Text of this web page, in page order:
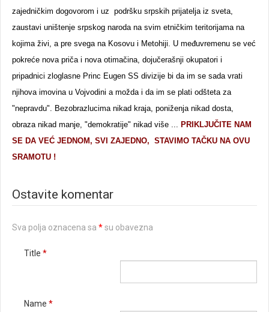
zajedničkim dogovorom i uz podršku srpskih prijatelja iz sveta,
zaustavi uništenje srpskog naroda na svim etničkim teritorijama na
kojima živi, a pre svega na Kosovu i Metohiji. U međuvremenu se već
pokreće nova priča i nova otimačina, dojučerašnji okupatori i
pripadnici zloglasne Princ Eugen SS divizije bi da im se sada vrati
njihova imovina u Vojvodini a možda i da im se plati odšteta za
"nepravdu". Bezobrazlucima nikad kraja, poniženja nikad dosta,
obraza nikad manje, "demokratije" nikad više ... PRIKLJUČITE NAM
SE DA VEĆ JEDNOM, SVI ZAJEDNO, STAVIMO TAČKU NA OVU
SRAMOTU !
Ostavite komentar
Sva polja oznacena sa *su obavezna
Title *
Name *